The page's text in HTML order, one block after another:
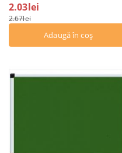
2.03lei
2.67lei